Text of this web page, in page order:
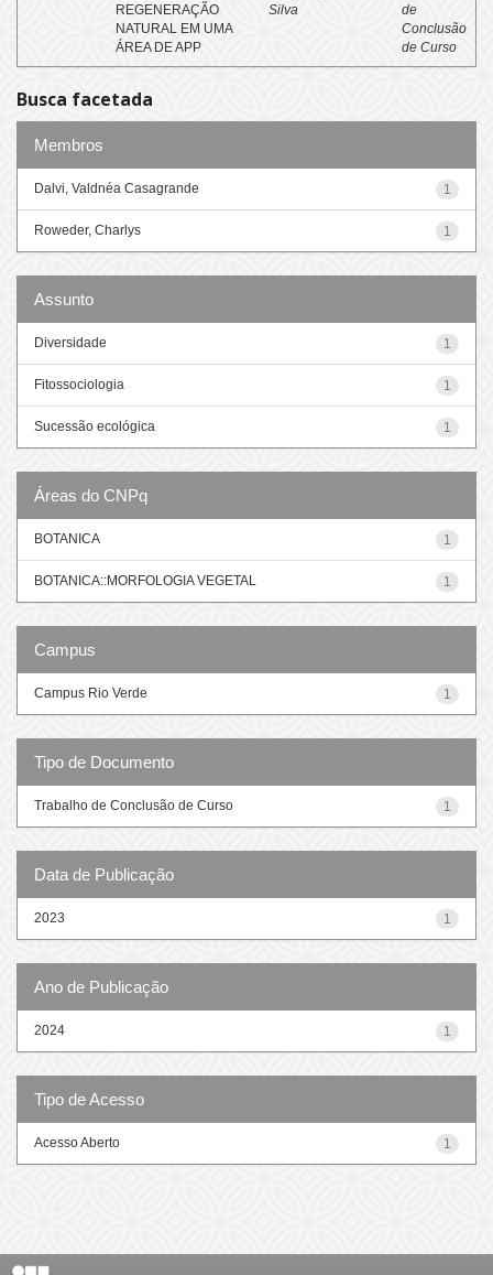
REGENERAÇÃO
NATURAL EM UMA
ÁREA DE APP
Silva
de
Conclusão
de Curso
Busca facetada
Membros
1
Dalvi, Valdnéa Casagrande
1
Roweder, Charlys
Assunto
1
Diversidade
1
Fitossociologia
1
Sucessão ecológica
Áreas do CNPq
1
BOTANICA
1
BOTANICA::MORFOLOGIA VEGETAL
Campus
1
Campus Rio Verde
Tipo de Documento
1
Trabalho de Conclusão de Curso
Data de Publicação
1
2023
Ano de Publicação
1
2024
Tipo de Acesso
1
Acesso Aberto